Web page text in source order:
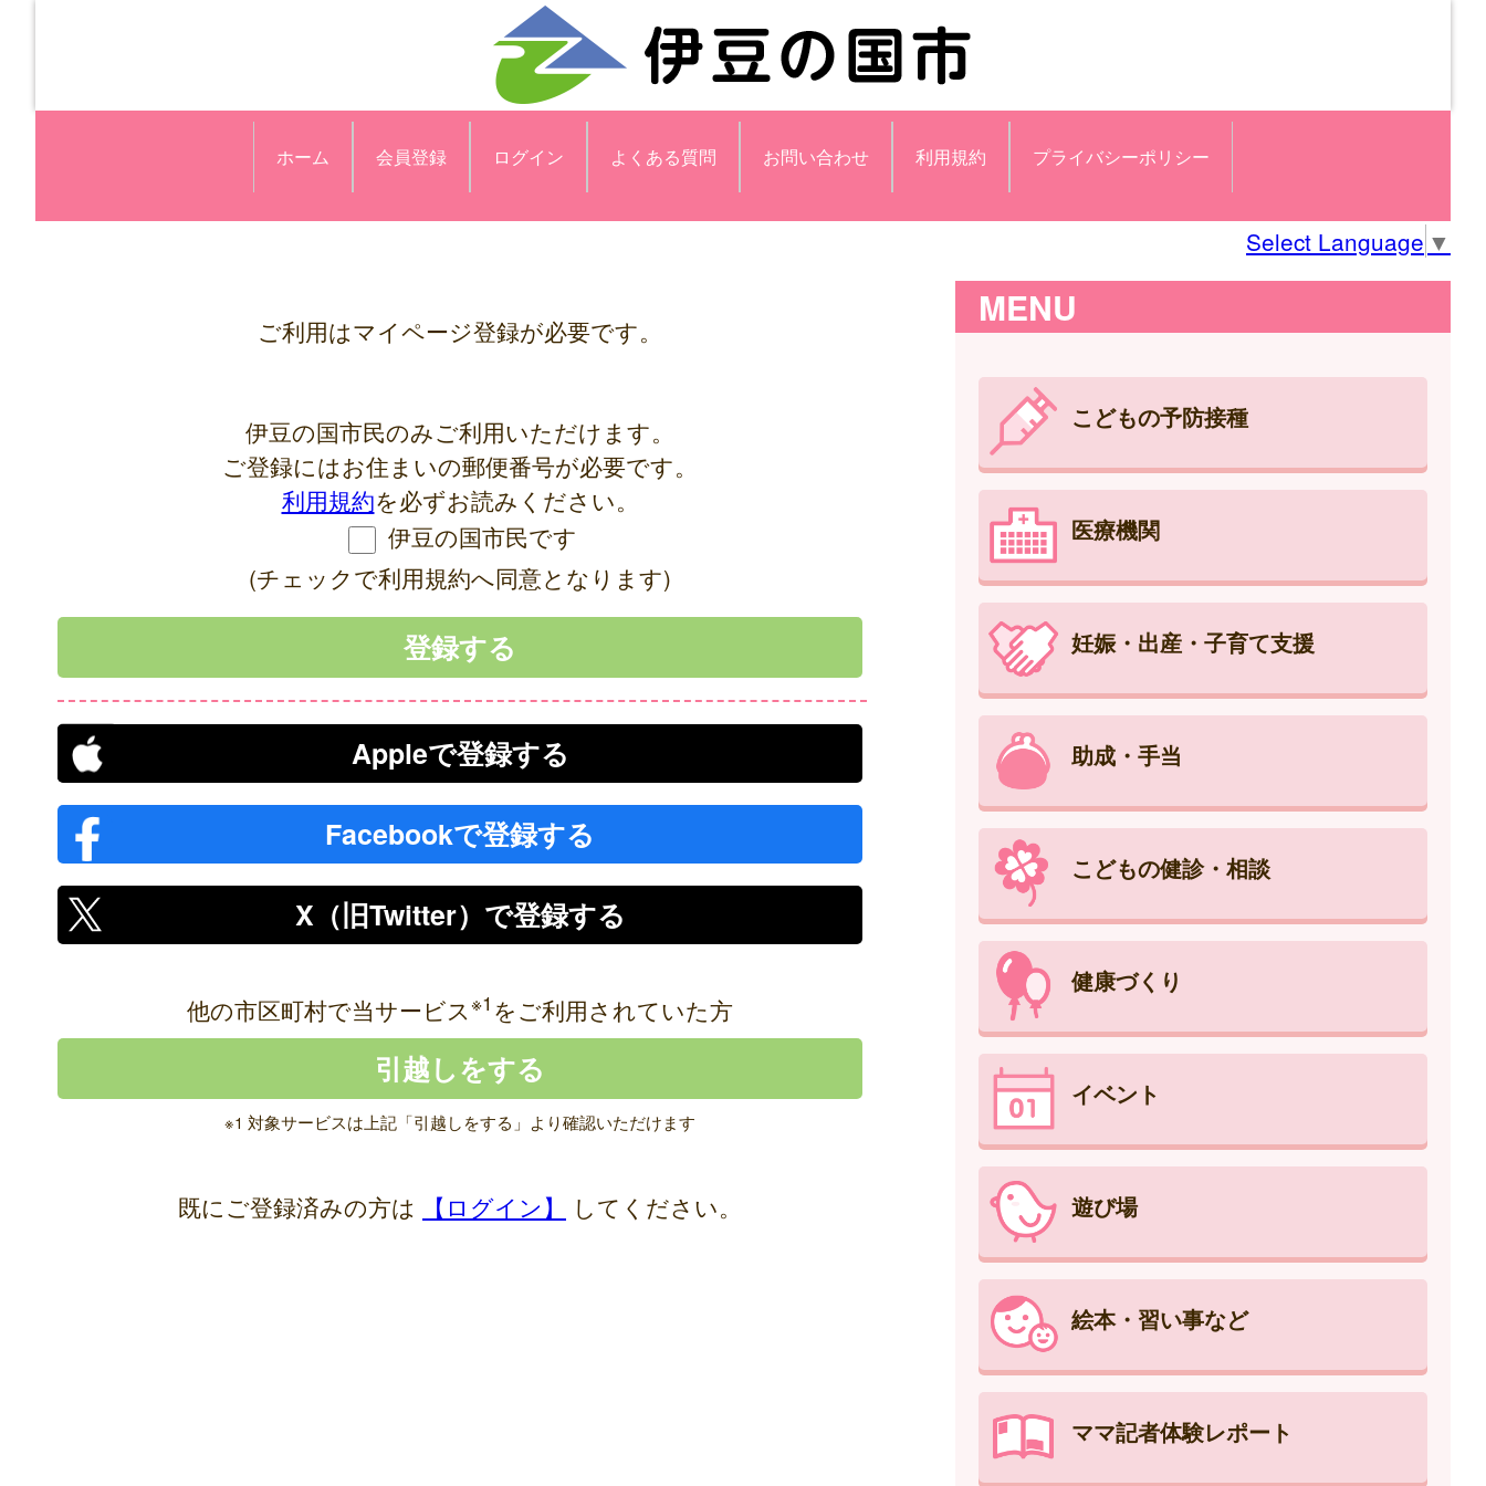
ホーム 会員登録 ログイン よくある質問 お問い合わせ 利用規約 プライバシーポリシー
Select Language ▼
ご利用はマイページ登録が必要です。
伊豆の国市民のみご利用いただけます。
ご登録にはお住まいの郵便番号が必要です。
利用規約を必ずお読みください。
伊豆の国市民です
(チェックで利用規約へ同意となります)
Appleで登録する
Facebookで登録する
X（旧Twitter）で登録する
他の市区町村で当サービス※1 をご利用されていた方
※1 対象サービスは上記「引越しをする」より確認いただけます
既にご登録済みの方は 【ログイン】 してください。
MENU
こどもの予防接種
医療機関
妊娠・出産・子育て支援
助成・手当
こどもの健診・相談
健康づくり
イベント
遊び場
絵本・習い事など
ママ記者体験レポート